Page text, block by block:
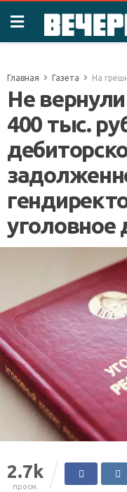
Главная Газета На
Не
400 тыс.
уголовное
2.7k
просм.